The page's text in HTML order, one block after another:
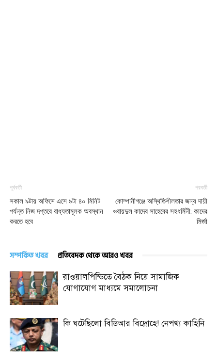
পূর্ববর্তী
সকাল ৯টায় অফিসে এসে ৯টা ৪০ মিনিট
পর্যন্ত নিজ দপ্তরে বাধ্যতামূলক অবস্থান
করতে হবে
পরবর্তী
কোম্পানীগঞ্জে অস্থিতিশীলতার জন্য দায়ী
ওবায়দুল কাদের সাহেবের সহধর্মিনী: কাদের
মির্জা
সম্পর্কিত খবর প্রতিবেদক থেকে আরও খবর
রাওয়ালপিন্ডিতে বৈঠক নিয়ে সামাজিক
যোগাযোগ মাধ্যমে সমালোচনা
কি ঘটেছিলো বিডিআর বিদ্রোহে! নেপথ্য কাহিনি